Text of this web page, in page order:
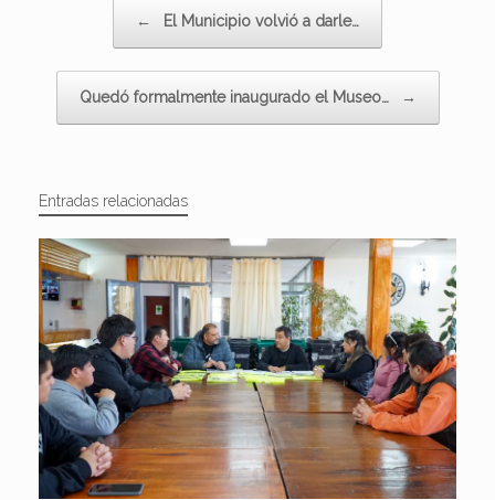
← El Municipio volvió a darle…
Quedó formalmente inaugurado el Museo… →
Entradas relacionadas